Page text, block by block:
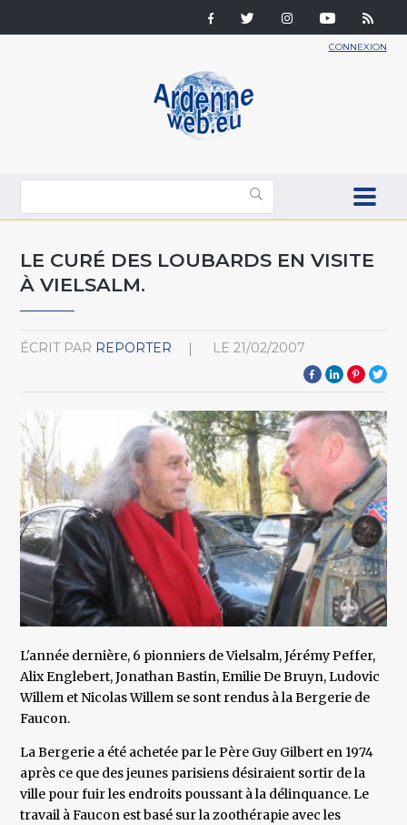
CONNEXION
LE CURÉ DES LOUBARDS EN VISITE
À VIELSALM.
ÉCRIT PAR REPORTER LE 21/02/2007
L'année dernière, 6 pionniers de Vielsalm, Jérémy Peffer,
Alix Englebert, Jonathan Bastin, Emilie De Bruyn, Ludovic
Willem et Nicolas Willem se sont rendus à la Bergerie de
Faucon.
La Bergerie a été achetée par le Père Guy Gilbert en 1974
après ce que des jeunes parisiens désiraient sortir de la
ville pour fuir les endroits poussant à la délinquance. Le
travail à Faucon est basé sur la zoothérapie avec les